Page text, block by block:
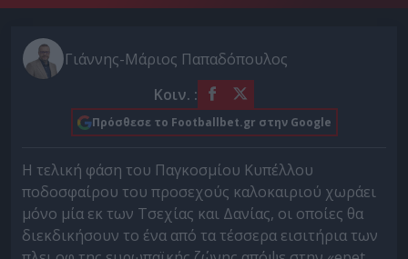
Γιάννης-Μάριος Παπαδόπουλος
Κοιν. :
Πρόσθεσε το Footballbet.gr στην Google
Η τελική φάση του Παγκοσμίου Κυπέλλου
ποδοσφαίρου του προσεχούς καλοκαιριού χωράει
μόνο μία εκ των Τσεχίας και Δανίας, οι οποίες θα
διεκδικήσουν το ένα από τα τέσσερα εισιτήρια των